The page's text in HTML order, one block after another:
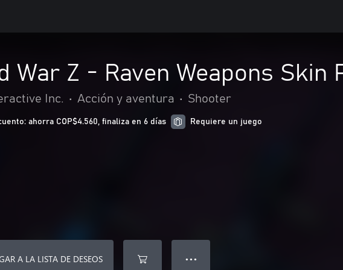
War Z - Raven Weapons Skin
Inc. • Acción y aventura • Shooter
ahorra COP$4.560, finaliza en 6 días Requiere un juego
A LA LISTA DE DESEOS ● ● ●